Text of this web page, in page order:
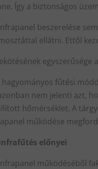
Így a biztonságos
beszerelése
ellátni. Ettől
hagyományos fűtési
nem jelenti azt,
hőmérséklet. A
működése
előnyei
működéséből